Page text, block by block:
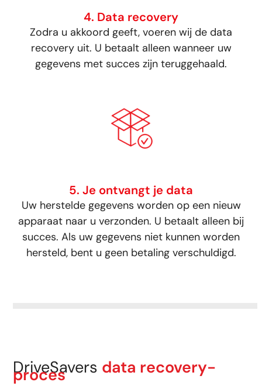
4. Data recovery
Zodra u akkoord geeft, voeren wij de data
recovery uit. U betaalt alleen wanneer uw
gegevens met succes zijn teruggehaald.
5. Je ontvangt je data
Uw herstelde gegevens worden op een nieuw
apparaat naar u verzonden. U betaalt alleen bij
succes. Als uw gegevens niet kunnen worden
hersteld, bent u geen betaling verschuldigd.
DriveSavers data recovery-
proces